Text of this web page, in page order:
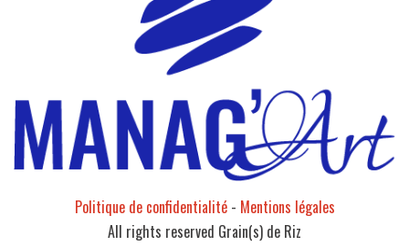
Politique de confidentialité- Mentions légales
All rights reserved Grain(s) de Riz